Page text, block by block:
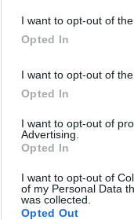
I want to opt-out of
Opted In
I want to opt-out of
Opted In
I want to opt-out of
Advertising.
Opted In
I want to opt-out of
of my Personal Data
was collected.
Opted Out